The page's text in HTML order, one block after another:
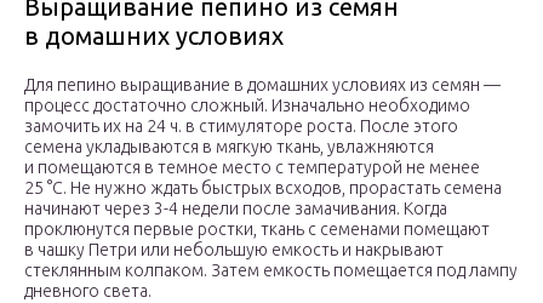
Выращивание пепино из семян
в домашних условиях
Для пепино выращивание в домашних условиях из семян —
процесс достаточно сложный. Изначально необходимо
замочить их на 24 ч. в стимуляторе роста. После этого
семена укладываются в мягкую ткань, увлажняются
и помещаются в темное место с температурой не менее
25 °С. Не нужно ждать быстрых всходов, прорастать семена
начинают через 3-4 недели после замачивания. Когда
проклюнутся первые ростки, ткань с семенами помещают
в чашку Петри или небольшую емкость и накрывают
стеклянным колпаком. Затем емкость помещается под лампу
дневного света.